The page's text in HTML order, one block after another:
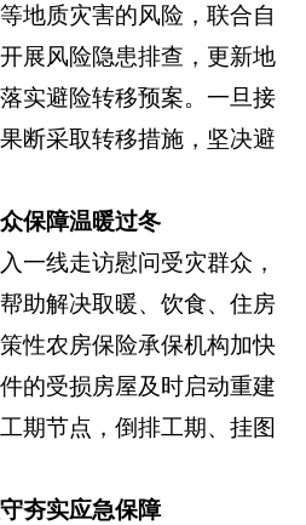
地质灾害的风险，联合自
展风险隐患排查，更新地
实避险转移预案。一旦接
断采取转移措施，坚决避
保障温暖过冬
一线走访慰问受灾群众，
助解决取暖、饮食、住房
性农房保险承保机构加快
的受损房屋及时启动重建
期节点，倒排工期、挂图
夯实应急保障